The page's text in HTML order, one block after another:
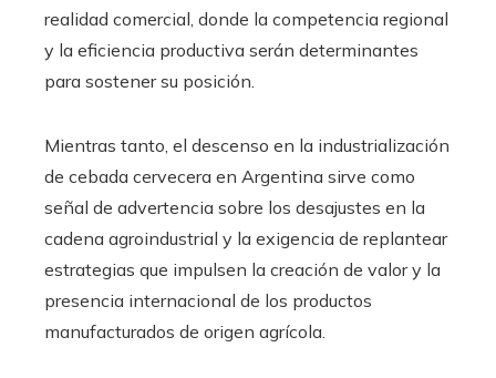
realidad comercial, donde la competencia regional
y la eficiencia productiva serán determinantes
para sostener su posición.
Mientras tanto, el descenso en la industrialización
de cebada cervecera en Argentina sirve como
señal de advertencia sobre los desajustes en la
cadena agroindustrial y la exigencia de replantear
estrategias que impulsen la creación de valor y la
presencia internacional de los productos
manufacturados de origen agrícola.